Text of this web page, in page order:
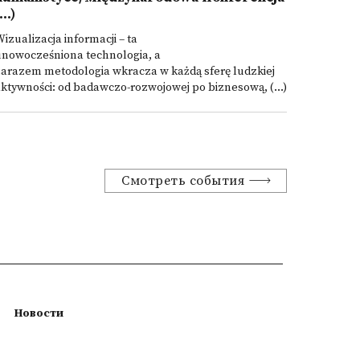
informacji – ta
technologia, a
metodologia wkracza w każdą sferę ludzkiej
od badawczo-rozwojowej po biznesową, (...)
Смотреть события
Новости